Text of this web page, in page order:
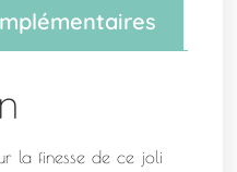
la finesse de ce joli